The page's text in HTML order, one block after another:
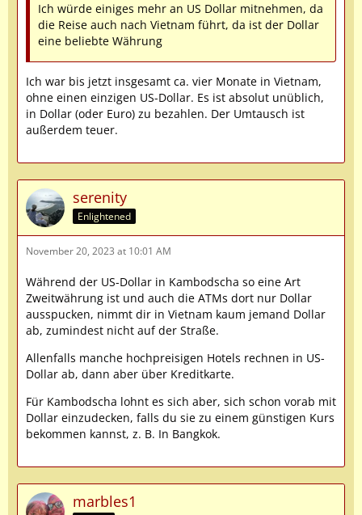
Ich würde einiges mehr an US Dollar mitnehmen, da
die Reise auch nach Vietnam führt, da ist der Dollar
eine beliebte Währung
Ich war bis jetzt insgesamt ca. vier Monate in Vietnam,
ohne einen einzigen US-Dollar. Es ist absolut unüblich,
in Dollar (oder Euro) zu bezahlen. Der Umtausch ist
außerdem teuer.
serenity
Enlightened
November 20, 2023 at 10:01 AM
Während der US-Dollar in Kambodscha so eine Art
Zweitwährung ist und auch die ATMs dort nur Dollar
ausspucken, nimmt dir in Vietnam kaum jemand Dollar
ab, zumindest nicht auf der Straße.
Allenfalls manche hochpreisigen Hotels rechnen in US-
Dollar ab, dann aber über Kreditkarte.
Für Kambodscha lohnt es sich aber, sich schon vorab mit
Dollar einzudecken, falls du sie zu einem günstigen Kurs
bekommen kannst, z. B. In Bangkok.
marbles1